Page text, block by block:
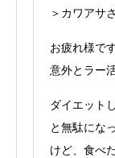
＞カワアサ
お疲れ様です
意外とラー
ダイエット
と無駄にな
けど、食べ